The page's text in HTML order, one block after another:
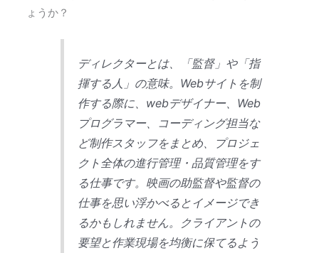
ょうか？
ディレクターとは、「監督」や「指
揮する人」の意味。Webサイトを制
作する際に、webデザイナー、Web
プログラマー、コーディング担当な
ど制作スタッフをまとめ、プロジェ
クト全体の進行管理・品質管理をす
る仕事です。映画の助監督や監督の
仕事を思い浮かべるとイメージでき
るかもしれません。クライアントの
要望と作業現場を均衡に保てるよう